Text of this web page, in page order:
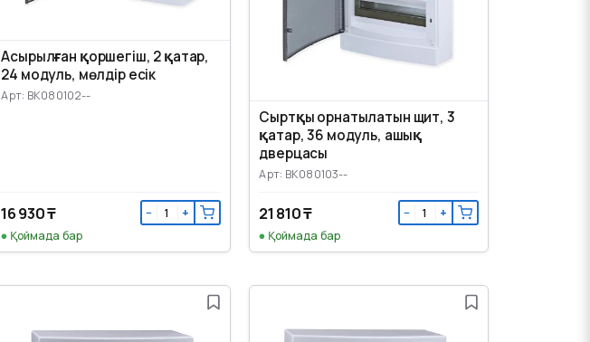
Асырылған қоршегіш, 2 қатар,
24 модуль, мөлдір есік
Арт: BK080102--
16 930 ₸ − +
Қоймада бар
Сыртқы орнатылатын щит, 3
қатар, 36 модуль, ашық
дверцасы
Арт: BK080103--
21 810 ₸ − +
Қоймада бар